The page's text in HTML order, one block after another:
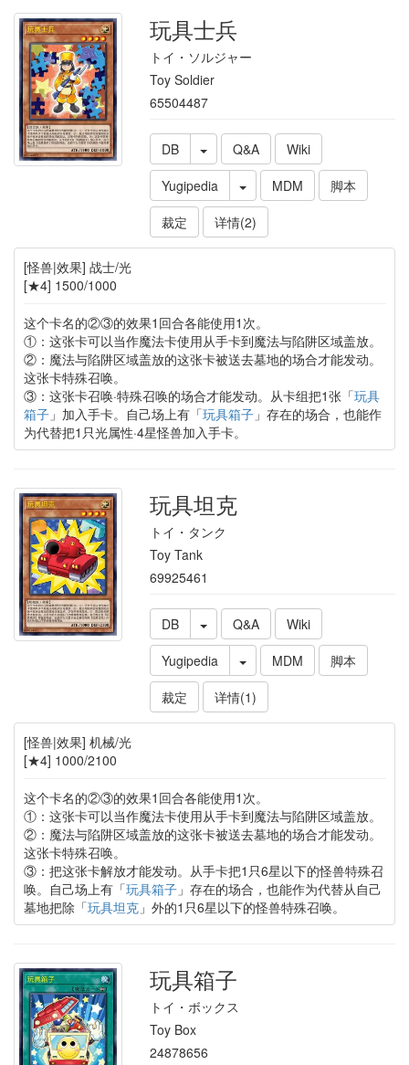
玩具士兵
トイ・ソルジャー
Toy Soldier
65504487
DB Q&A
Wiki
Yugipedia
MDM
脚本
裁定
详情(2)
[怪兽|效果] 战士/光
[★4] 1500/1000
这个卡名的②③的效果1回合各能使用1次。
①：这张卡可以当作魔法卡使用从手卡到魔法与陷阱区域盖放。
②：魔法与陷阱区域盖放的这张卡被送去墓地的场合才能发动。
这张卡特殊召唤。
③：这张卡召唤·特殊召唤的场合才能发动。从卡组把1张「玩具
箱子」加入手卡。自己场上有「玩具箱子」存在的场合，也能作
为代替把1只光属性·4星怪兽加入手卡。
玩具坦克
トイ・タンク
Toy Tank
69925461
DB Q&A
Wiki
Yugipedia
MDM
脚本
裁定
详情(1)
[怪兽|效果] 机械/光
[★4] 1000/2100
这个卡名的②③的效果1回合各能使用1次。
①：这张卡可以当作魔法卡使用从手卡到魔法与陷阱区域盖放。
②：魔法与陷阱区域盖放的这张卡被送去墓地的场合才能发动。
这张卡特殊召唤。
③：把这张卡解放才能发动。从手卡把1只6星以下的怪兽特殊召
唤。自己场上有「玩具箱子」存在的场合，也能作为代替从自己
墓地把除「玩具坦克」外的1只6星以下的怪兽特殊召唤。
玩具箱子
トイ・ボックス
Toy Box
24878656